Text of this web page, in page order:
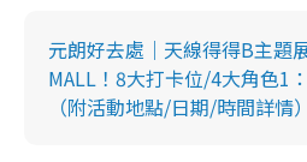
元朗好去處｜天線得得B主題
MALL！8大打卡位/4大角色1
（附活動地點/日期/時間詳情）